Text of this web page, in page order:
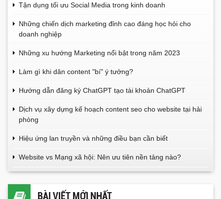
Tận dụng tối ưu Social Media trong kinh doanh
Những chiến dịch marketing đỉnh cao đáng học hỏi cho
doanh nghiệp
Những xu hướng Marketing nổi bật trong năm 2023
Làm gì khi dân content "bí" ý tưởng?
Hướng dẫn đăng ký ChatGPT tạo tài khoản ChatGPT
Dịch vụ xây dựng kế hoạch content seo cho website tại hải
phòng
Hiệu ứng lan truyền và những điều bạn cần biết
Website vs Mạng xã hội: Nên ưu tiên nền tảng nào?
BÀI VIẾT MỚI NHẤT